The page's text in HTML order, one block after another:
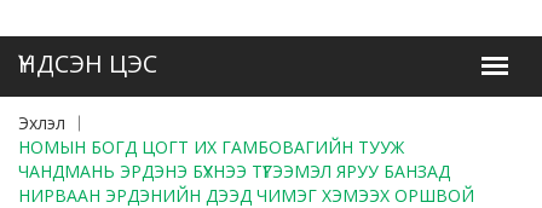
Эхлэл
НОМЫН БОГД ЦОГТ ИХ ГАМБОВАГИЙН ТУУЖ
ЧАНДМАНЬ ЭРДЭНЭ БҮХНЭЭ ТҮГЭЭМЭЛ ЯРУУ БАНЗАД
НИРВААН ЭРДЭНИЙН ДЭЭД ЧИМЭГ ХЭМЭЭХ ОРШВОЙ